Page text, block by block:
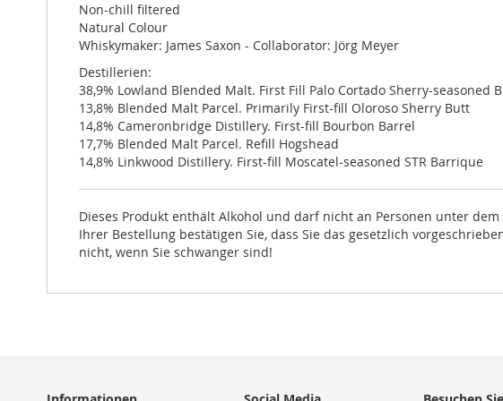
Non-chill filtered
Natural Colour
Whiskymaker: James Saxon - Collaborator: Jörg Meyer
Destillerien:
38,9% Lowland Blended Malt. First Fill Palo Cortado Sherry-seasoned
13,8% Blended Malt Parcel. Primarily First-fill Oloroso Sherry Butt
14,8% Cameronbridge Distillery. First-fill Bourbon Barrel
17,7% Blended Malt Parcel. Refill Hogshead
14,8% Linkwood Distillery. First-fill Moscatel-seasoned STR Barrique
Dieses Produkt enthält Alkohol und darf nicht an Personen unter
Ihrer Bestellung bestätigen Sie, dass Sie das gesetzlich
nicht, wenn Sie schwanger sind!